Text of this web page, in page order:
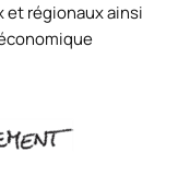
et régionaux ainsi